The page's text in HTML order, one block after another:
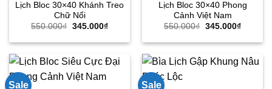
Lịch Bloc 30×40 Khánh Treo
Chữ Nổi
550.000₫ Giá
là:
345.000₫Giá
tại
345.000₫.
Lịch Bloc 30×40 Phong
Cảnh Việt Nam
550.000₫ Giá
là:
345.000₫Giá
tại
Sale Sale